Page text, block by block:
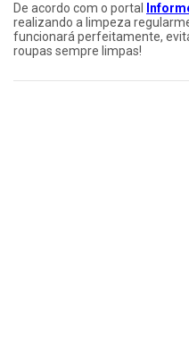
De acordo com o portal
realizando a limpeza
funcionará perfeitamente,
roupas sempre limpas!